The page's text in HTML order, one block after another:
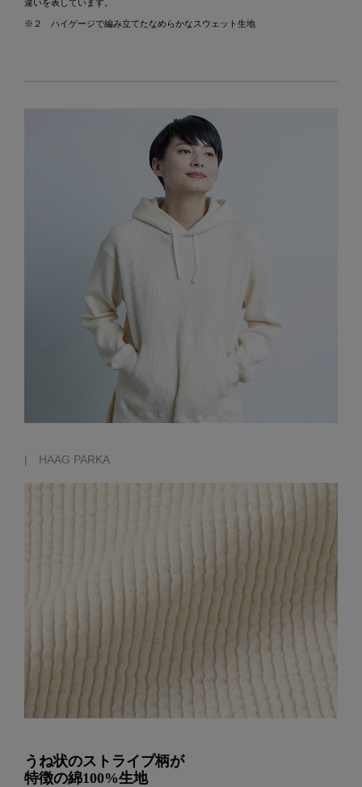
違いを表しています。
※２ ハイゲージで編み立てたなめらかなスウェット生地
| HAAG PARKA
うね状のストライプ柄が
特徴の綿100%生地